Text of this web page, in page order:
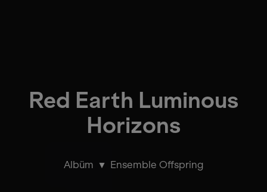
Red Earth Luminous
Horizons
Albüm Ensemble Offspring